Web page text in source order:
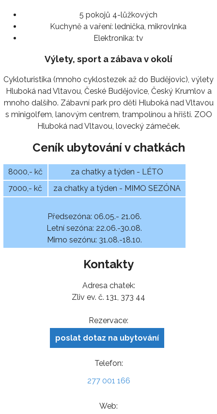
5 pokojů 4-lůžkových
Kuchyně a vaření: lednička, mikrovlnka
Elektronika: tv
Výlety, sport a zábava v okolí
Cykloturistika (mnoho cyklostezek až do Budějovic), výlety
Hluboká nad Vltavou, České Budějovice, Český Krumlov a
mnoho dalšího. Zábavní park pro děti Hluboká nad Vltavou
s minigolfem, lanovým centrem, trampolínou a hřišti. ZOO
Hluboká nad Vltavou, lovecký zámeček.
Ceník ubytování v chatkách
8000,- kč
za chatky a týden - LÉTO
7000,- kč
za chatky a týden - MIMO SEZÓNA
Předsezóna: 06.05.- 21.06.
Letní sezóna: 22.06.-30.08.
Mimo sezónu: 31.08.-18.10.
Kontakty
Adresa chatek:
Zliv ev. č. 131, 373 44
Rezervace:
poslat dotaz na ubytování
Telefon:
277 001 166
Web: